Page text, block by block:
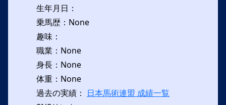
生年月日：
乗馬歴：None
趣味：
職業：None
身長：None
体重：None
過去の実績： 日本馬術連盟 成績一覧